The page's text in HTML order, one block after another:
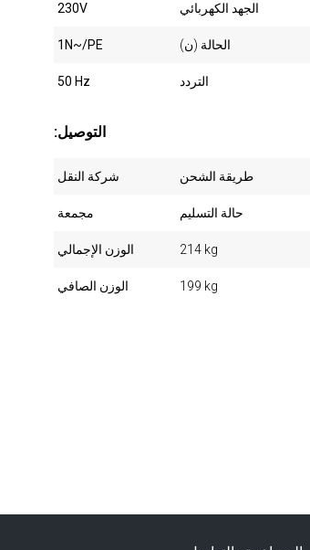
230V الجهد الكهربائي
1N~/PE الحالة (ن)
50 Hz التردد
:التوصيل
شركة النقل طريقة الشحن
مجمعة حالة التسليم
الوزن الإجمالي 214 kg
الوزن الصافي 199 kg